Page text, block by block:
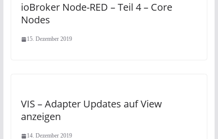
ioBroker Node-RED – Teil 4 – Core
Nodes
15. Dezember 2019
VIS – Adapter Updates auf View
anzeigen
14. Dezember 2019